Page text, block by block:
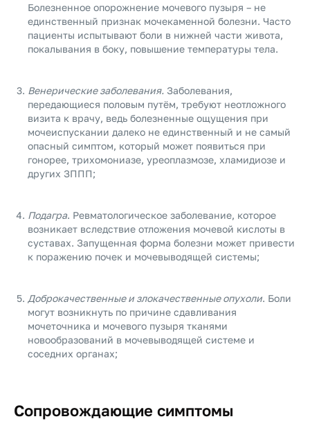
Болезненное опорожнение мочевого пузыря – не
единственный признак мочекаменной болезни. Часто
пациенты испытывают боли в нижней части живота,
покалывания в боку, повышение температуры тела.
Венерические заболевания. Заболевания,
передающиеся половым путём, требуют неотложного
визита к врачу, ведь болезненные ощущения при
мочеиспускании далеко не единственный и не самый
опасный симптом, который может появиться при
гонорее, трихомониазе, уреоплазмозе, хламидиозе и
других ЗППП;
Подагра. Ревматологическое заболевание, которое
возникает вследствие отложения мочевой кислоты в
суставах. Запущенная форма болезни может привести
к поражению почек и мочевыводящей системы;
Доброкачественные и злокачественные опухоли. Боли
могут возникнуть по причине сдавливания
мочеточника и мочевого пузыря тканями
новообразований в мочевыводящей системе и
соседних органах;
Сопровождающие симптомы